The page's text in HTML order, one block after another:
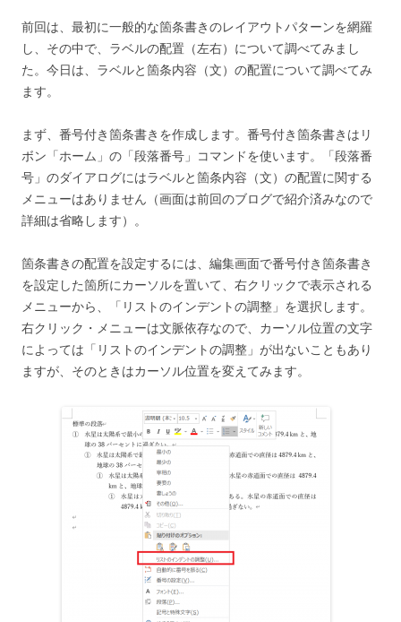
前回は、最初に一般的な箇条書きのレイアウトパターンを網羅
し、その中で、ラベルの配置（左右）について調べてみまし
た。今日は、ラベルと箇条内容（文）の配置について調べてみ
ます。
まず、番号付き箇条書きを作成します。番号付き箇条書きはリ
ボン「ホーム」の「段落番号」コマンドを使います。「段落番
号」のダイアログにはラベルと箇条内容（文）の配置に関する
メニューはありません（画面は前回のブログで紹介済みなので
詳細は省略します）。
箇条書きの配置を設定するには、編集画面で番号付き箇条書き
を設定した箇所にカーソルを置いて、右クリックで表示される
メニューから、「リストのインデントの調整」を選択します。
右クリック・メニューは文脈依存なので、カーソル位置の文字
によっては「リストのインデントの調整」が出ないこともあり
ますが、そのときはカーソル位置を変えてみます。